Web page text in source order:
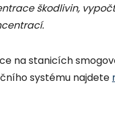
škodlivin,
na stanicích
systému najdete